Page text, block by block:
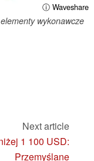
ⓘ Waveshare
wykonawcze
Next article
1 100 USD:
Przemyślane